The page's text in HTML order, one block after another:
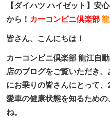
【ダイハツ ハイゼット】安
から！ カーコンビニ倶楽部
皆さん、こんにちは！
カーコンビニ倶楽部 龍江自
店のブログをご覧いただき
にお乗りの皆さんにとって
愛車の健康状態を知るため
ね。